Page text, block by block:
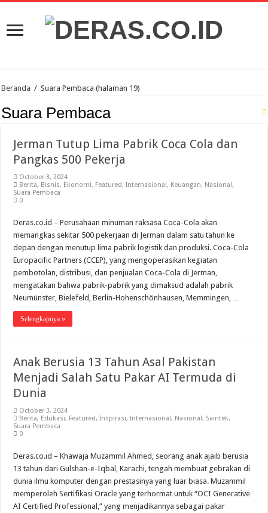
Beranda / Suara Pembaca (halaman 19)
Suara Pembaca
Jerman Tutup Lima Pabrik Coca Cola dan
Pangkas 500 Pekerja
October 3, 2024
Berita, Bisnis, Ekonomi, Featured,Internasional, Keuangan, Nasional,
Suara Pembaca
0
Deras.co.id – Perusahaan minuman raksasa Coca-Cola akan
memangkas sekitar 500 pekerjaan di Jerman dalam satu tahun ke
depan dengan menutup lima pabrik logistik dan produksi. Coca-Cola
Europacific Partners (CCEP), yang mengoperasikan kegiatan
pembotolan, distribusi, dan penjualan Coca-Cola di Jerman,
mengatakan bahwa pabrik-pabrik yang dimaksud adalah pabrik
Neumünster, Bielefeld, Berlin-Hohenschönhausen, Memmingen, …
Selengkapnya »
Anak Berusia 13 Tahun Asal Pakistan
Menjadi Salah Satu Pakar AI Termuda di
Dunia
October 3, 2024
Berita, Edukasi, Featured,Inspirasi,Internasional, Nasional, Saintek,
Suara Pembaca
0
Deras.co.id – Khawaja Muzammil Ahmed, seorang anak ajaib berusia
13 tahun dari Gulshan-e-Iqbal, Karachi, tengah membuat gebrakan di
dunia ilmu komputer dengan prestasinya yang luar biasa. Muzammil
memperoleh Sertifikasi Oracle yang terhormat untuk “OCI Generative
AI Certified Professional,” yang menjadikannya sebagai pakar